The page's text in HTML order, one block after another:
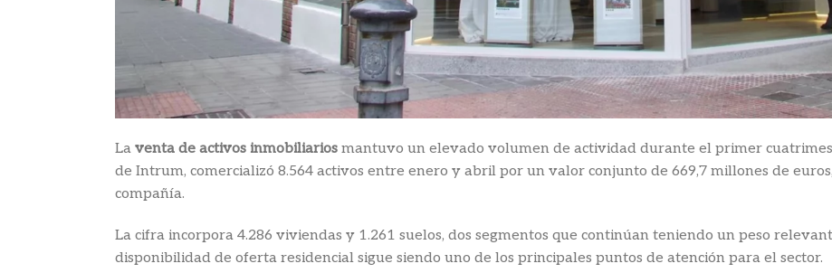
La venta de activos inmobiliarios mantuvo un elevado volumen de actividad durante el primer
de Intrum, comercializó 8.564 activos entre enero y abril por un valor conjunto de 669,7 millones de
compañía.
La cifra incorpora 4.286 viviendas y 1.261 suelos, dos segmentos que continúan teniendo un peso
disponibilidad de oferta residencial sigue siendo uno de los principales puntos de atención para el sector.